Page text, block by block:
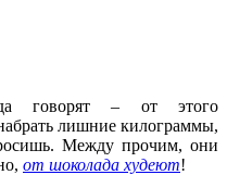
говорят – от этого
лишние килограммы,
Между прочим, они
от шоколада худеют!